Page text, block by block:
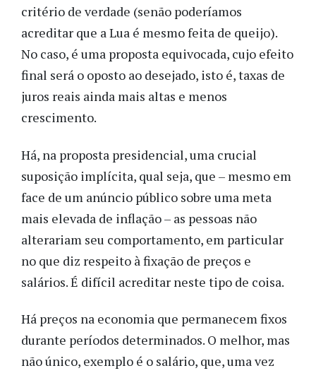
critério de verdade (senão poderíamos
acreditar que a Lua é mesmo feita de queijo).
No caso, é uma proposta equivocada, cujo efeito
final será o oposto ao desejado, isto é, taxas de
juros reais ainda mais altas e menos
crescimento.
Há, na proposta presidencial, uma crucial
suposição implícita, qual seja, que – mesmo em
face de um anúncio público sobre uma meta
mais elevada de inflação – as pessoas não
alterariam seu comportamento, em particular
no que diz respeito à fixação de preços e
salários. É difícil acreditar neste tipo de coisa.
Há preços na economia que permanecem fixos
durante períodos determinados. O melhor, mas
não único, exemplo é o salário, que, uma vez